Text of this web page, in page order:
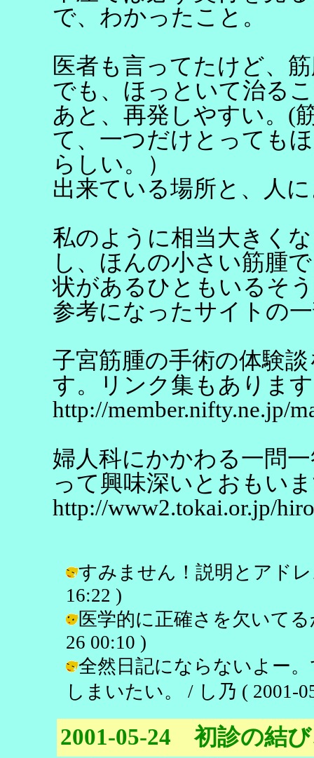
で、わかったこと。
医者も言ってたけど、
でも、ほっといて治る
あと、再発しやすい。(
て、一つだけとっても
らしい。）
出来ている場所と、人
私のように相当大きく
し、ほんの小さい筋腫
状があるひともいるそ
参考になったサイトの
子宮筋腫の手術の体験
す。リンク集もありま
http://member.nifty.ne.jp/
婦人科にかかわる一問
って興味深いとおもい
http://www2.tokai.or.jp/
すみません！説明とアド
16:22 )
医学的に正確さを欠いて
26 00:10 )
全然日記にならないよー
しまいたい。 / し乃 ( 2001-
2001-05-24 初診の結